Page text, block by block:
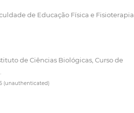
de Educação Física e Fisioterapia,
de Ciências Biológicas, Curso de
(unauthenticated)